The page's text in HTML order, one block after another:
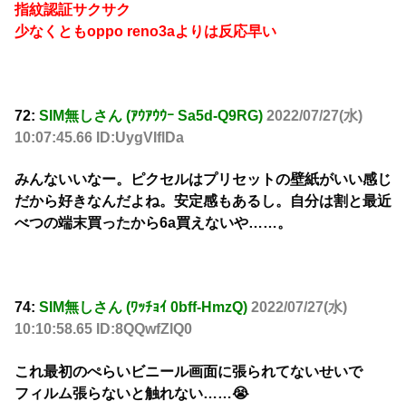
指紋認証サクサク
少なくともoppo reno3aよりは反応早い
72: SIM無しさん (ｱｳｱｳｳｰ Sa5d-Q9RG) 2022/07/27(水)
10:07:45.66 ID:UygVIflDa
みんないいなー。ピクセルはプリセットの壁紙がいい感じ
だから好きなんだよね。安定感もあるし。自分は割と最近
べつの端末買ったから6a買えないや……。
74: SIM無しさん (ﾜｯﾁｮｲ 0bff-HmzQ) 2022/07/27(水)
10:10:58.65 ID:8QQwfZlQ0
これ最初のぺらいビニール画面に張られてないせいで
フィルム張らないと触れない……😭